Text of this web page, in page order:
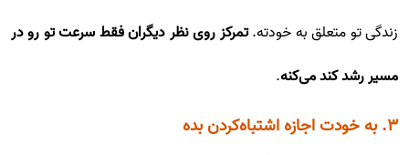
زندگی تو متعلق به خودته.تمرکز روی نظر دیگران فقط سرعت تو رو در
مسیر رشد کند می‌کنه.
۳. به خودت اجازه اشتباه‌کردن بده